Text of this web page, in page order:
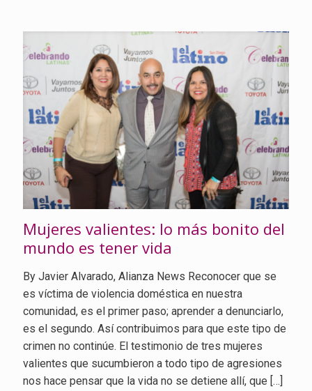
Mujeres valientes: lo más bonito del
mundo es tener vida
By Javier Alvarado, Alianza News Reconocer que se
es víctima de violencia doméstica en nuestra
comunidad, es el primer paso; aprender a denunciarlo,
es el segundo. Así contribuimos para que este tipo de
crimen no continúe. El testimonio de tres mujeres
valientes que sucumbieron a todo tipo de agresiones
nos hace pensar que la vida no se detiene allí, que […]